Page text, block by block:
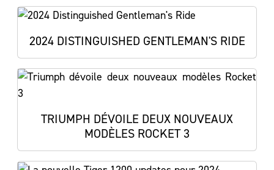
2024 DISTINGUISHED GENTLEMAN'S RIDE
TRIUMPH DÉVOILE DEUX NOUVEAUX
MODÈLES ROCKET 3